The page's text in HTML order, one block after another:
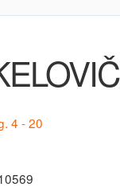
4 - 20